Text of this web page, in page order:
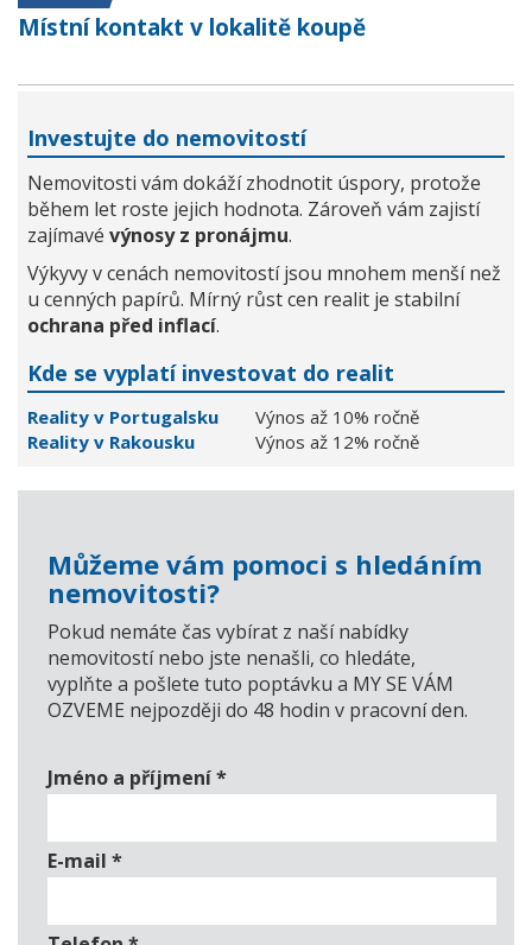
Místní kontakt v lokalitě koupě
Investujte do nemovitostí
Nemovitosti vám dokáží zhodnotit úspory, protože
během let roste jejich hodnota. Zároveň vám zajistí
zajímavé výnosy z pronájmu.
Výkyvy v cenách nemovitostí jsou mnohem menší než
u cenných papírů. Mírný růst cen realit je stabilní
ochrana před inflací.
Kde se vyplatí investovat do realit
Reality v Portugalsku
Výnos až 10% ročně
Reality v Rakousku
Výnos až 12% ročně
Můžeme vám pomoci s hledáním
nemovitosti?
Pokud nemáte čas vybírat z naší nabídky
nemovitostí nebo jste nenašli, co hledáte,
vyplňte a pošlete tuto poptávku a MY SE VÁM
OZVEME nejpozději do 48 hodin v pracovní den.
Jméno a příjmení*
E-mail *